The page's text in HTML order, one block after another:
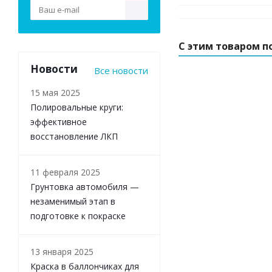
С этим товаром
Новости Все новости
15 мая 2025
Полировальные круги:
эффективное
восстановление ЛКП
11 февраля 2025
Грунтовка автомобиля —
незаменимый этап в
подготовке к покраске
13 января 2025
Краска в баллончиках для